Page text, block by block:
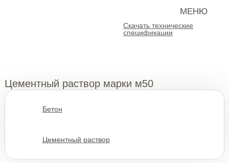
МЕНЮ
Скачать технические
спецификации
Цементный раствор марки м50
Бетон
Цементный раствор